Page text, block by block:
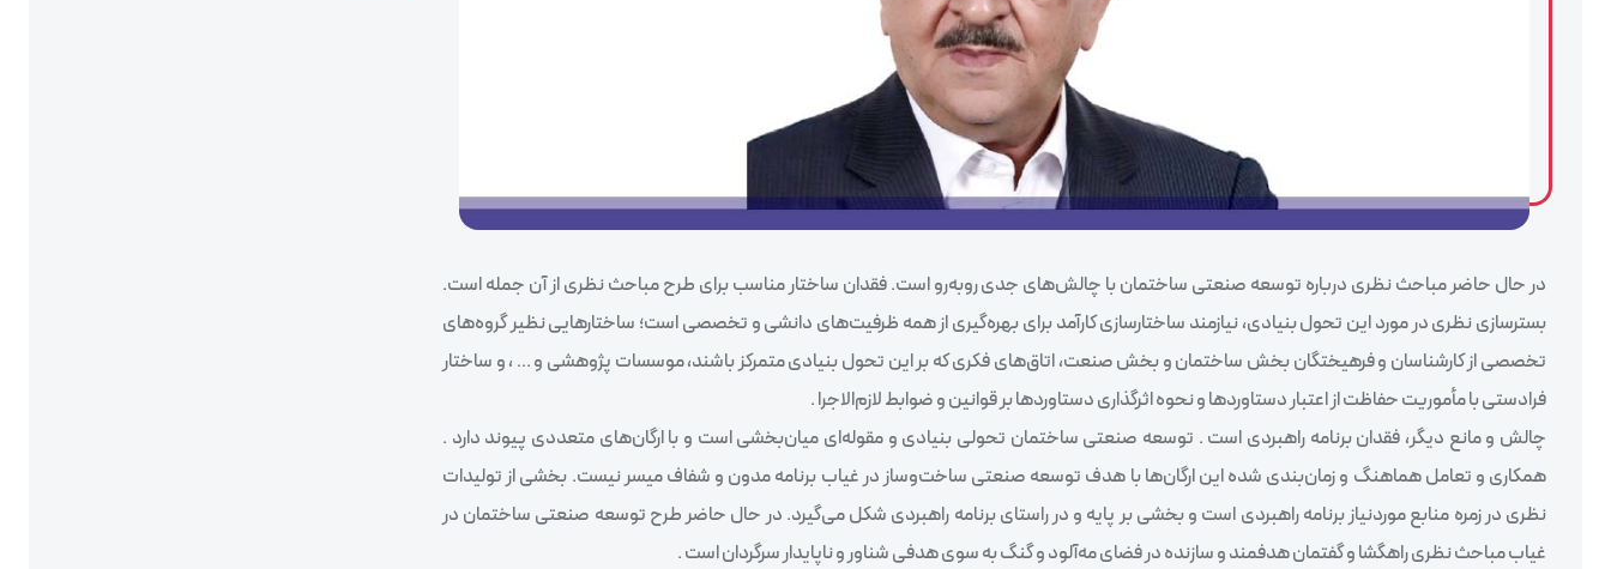
در حال حاضر مباحث نظری درباره توسعه صنعتی ساختمان با چالش‌‌های جدی روبه‌رو است. فقدان ساختار مناسب برای طرح مباحث نظری از آن جمله است.
بسترسازی نظری در مورد این تحول بنیادی، نیازمند ساختارسازی کارآمد برای بهره‌گیری از همه ظرفیت‌‌های دانشی و تخصصی است؛ ساختار‌هایی نظیر گروه‌‌های
تخصصی از کارشناسان و فرهیختگان بخش ساختمان و بخش صنعت، اتاق‌‌های فکری که بر این تحول بنیادی متمرکز باشند، موسسات پژوهشی و … ، و ساختار
فرادستی با مأموریت حفاظت از اعتبار دستاورد‌ها و نحوه اثرگذاری دستاورد‌ها بر قوانین و ضوابط لازم‌الاجرا .
چالش و مانع دیگر، فقدان برنامه راهبردی است . توسعه صنعتی ساختمان تحولی بنیادی و مقوله‌ای میان‌بخشی است و با ارگان‌‌های متعددی پیوند دارد .
همکاری و تعامل هماهنگ و زمان‌بندی شده این ارگان‌‌ها با هدف توسعه صنعتی ساخت‌وساز در غیاب برنامه مدون و شفاف میسر نیست. بخشی از تولیدات
نظری در زمره منابع موردنیاز برنامه راهبردی است و بخشی بر پایه و در راستای برنامه راهبردی شکل می‌گیرد. در حال حاضر طرح توسعه صنعتی ساختمان در
غیاب مباحث نظری راهگشا و گفتمان هدفمند و سازنده در فضای مه‌آلود و گنگ به سوی هدفی شناور و ناپایدار سرگردان است .